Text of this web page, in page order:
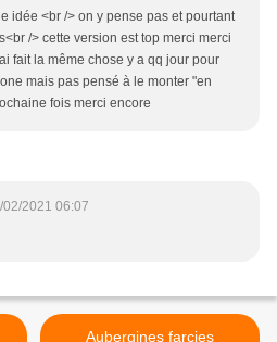
idée <br /> on y pense pas et pourtant
/> cette version est top merci merci
fait la même chose y a qq jour pour
mais pas pensé à le monter "en
fois merci encore
02/2021 06:07
Aubergines farcies